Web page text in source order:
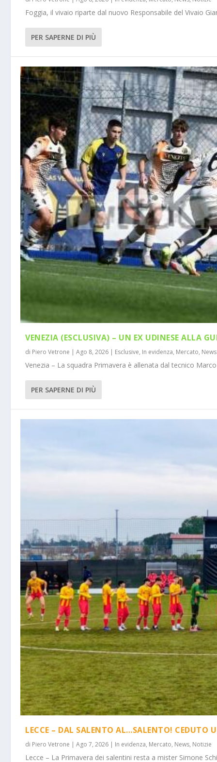
Foggia, il vivaio riparte dal nuovo Responsabile del Vivaio
PER SAPERNE DI PIÙ
VENEZIA (ESCLUSIVA) – UN EX UDINESE ALLA
di Piero Vetrone |Ago 8, 2026 | Esclusive, In evidenza, Mercato, News
Venezia – La squadra Primavera è allenata dal tecnico
PER SAPERNE DI PIÙ
LECCE – DAL SALENTO AL…SALENTO! CEDUTO
di Piero Vetrone |Ago 7, 2026 | In evidenza, Mercato, News, Notizie
Lecce – La Primavera dei salentini resta a mister Simone